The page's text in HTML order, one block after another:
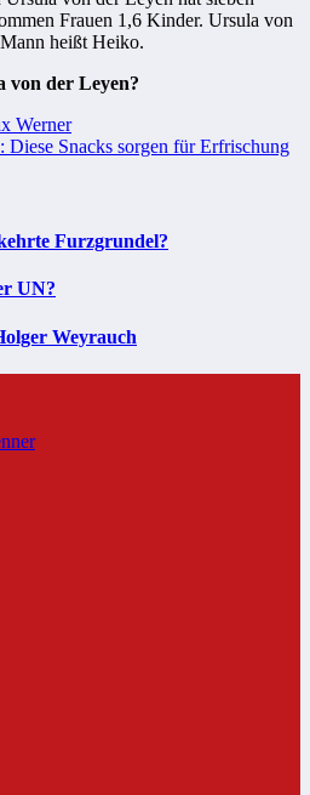
Frauen 1,6 Kinder. Ursula von
heißt Heiko.
von der Leyen?
Werner
Snacks sorgen für Erfrischung
Furzgrundel?
UN?
Weyrauch